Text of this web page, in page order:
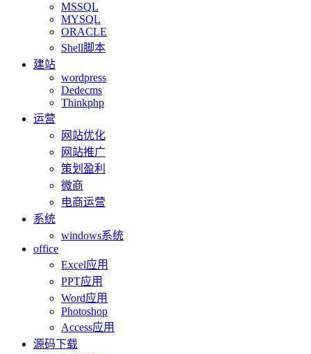
MSSQL
MYSQL
ORACLE
Shell脚本
建站
wordpress
Dedecms
Thinkphp
运营
网站优化
网站推广
策划盈利
微商
电商运营
系统
windows系统
office
Excel应用
PPT应用
Word应用
Photoshop
Access应用
源码下载